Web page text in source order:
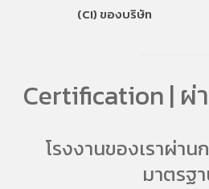
(CI) ของบริษัท
Certification | ผ่
โรงงานของเราผ่าน
มาตรฐ